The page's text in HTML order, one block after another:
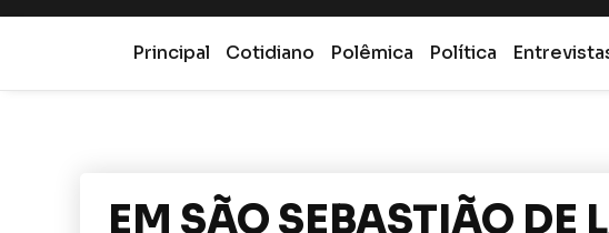
Principal Cotidiano Polêmica Política
EM SÃO SEBASTIÃO DE